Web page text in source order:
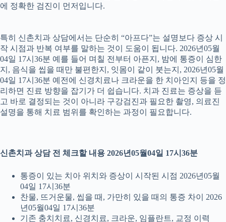
에 정확한 검진이 먼저입니다.
특히 신촌치과 상담에서는 단순히 “아프다”는 설명보다 증상 시
작 시점과 반복 여부를 말하는 것이 도움이 됩니다. 2026년05월
04일 17시36분 예를 들어 며칠 전부터 아픈지, 밤에 통증이 심한
지, 음식을 씹을 때만 불편한지, 잇몸이 같이 붓는지, 2026년05월
04일 17시36분 예전에 신경치료나 크라운을 한 치아인지 등을 정
리하면 진료 방향을 잡기가 더 쉽습니다. 치과 진료는 증상을 듣
고 바로 결정되는 것이 아니라 구강검진과 필요한 촬영, 의료진
설명을 통해 치료 범위를 확인하는 과정이 필요합니다.
신촌치과 상담 전 체크할 내용 2026년05월04일 17시36분
통증이 있는 치아 위치와 증상이 시작된 시점 2026년05월
04일 17시36분
찬물, 뜨거운물, 씹을 때, 가만히 있을 때의 통증 차이 2026
년05월04일 17시36분
기존 충치치료, 신경치료, 크라운, 임플란트, 교정 이력